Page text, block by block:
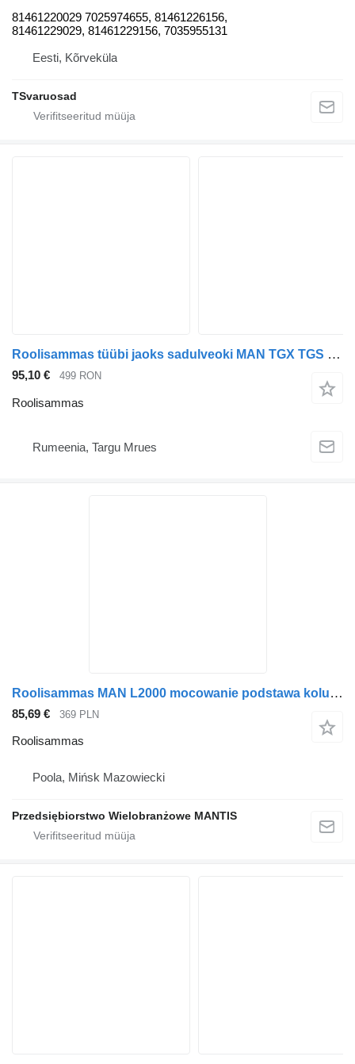
81461220029 7025974655, 81461226156,
81461229029, 81461229156, 7035955131
Eesti, Kõrveküla
TSvaruosad
Roolisammas tüübi jaoks sadulveoki MAN TGX TGS TGA
95,10 € 499 RON
Roolisammas
Rumeenia, Targu Mrues
Roolisammas MAN L2000 mocowanie podstawa kolumny kierowniczej tüübi jaoks sadulveoki
85,69 € 369 PLN
Roolisammas
Poola, Mińsk Mazowiecki
Przedsiębiorstwo Wielobranżowe MANTIS